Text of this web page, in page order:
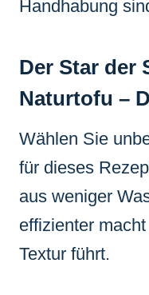
Handhabung
Der Star der
Naturtofu –
Wählen Sie
für dieses
aus weniger
effizienter
Textur führt.